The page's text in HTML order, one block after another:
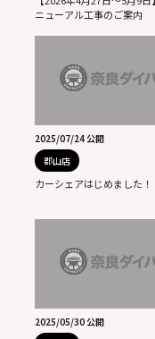
ニューアル工事のご案内
2025/07/24 公開
郡山店
カーシェアはじめました！
2025/05/30 公開